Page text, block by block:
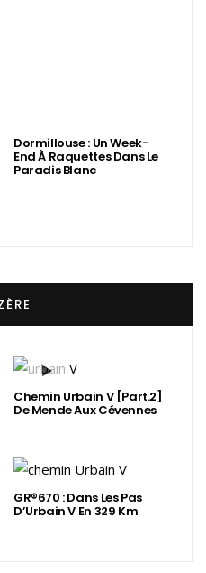
Dormillouse : Un Week-
End À Raquettes Dans Le
Paradis Blanc
Chemin Urbain V [Part.2]
De Mende Aux Cévennes
GR®670 : Dans Les Pas
D’Urbain V En 329 Km